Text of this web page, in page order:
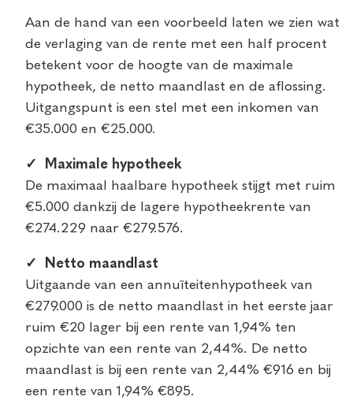
Aan de hand van een voorbeeld laten we zien wat
de verlaging van de rente met een half procent
betekent voor de hoogte van de maximale
hypotheek, de netto maandlast en de aflossing.
Uitgangspunt is een stel met een inkomen van
€35.000 en €25.000.
✓ Maximale hypotheek
De maximaal haalbare hypotheek stijgt met ruim
€5.000 dankzij de lagere hypotheekrente van
€274.229 naar €279.576.
✓ Netto maandlast
Uitgaande van een annuïteitenhypotheek van
€279.000 is de netto maandlast in het eerste jaar
ruim €20 lager bij een rente van 1,94% ten
opzichte van een rente van 2,44%. De netto
maandlast is bij een rente van 2,44% €916 en bij
een rente van 1,94% €895.